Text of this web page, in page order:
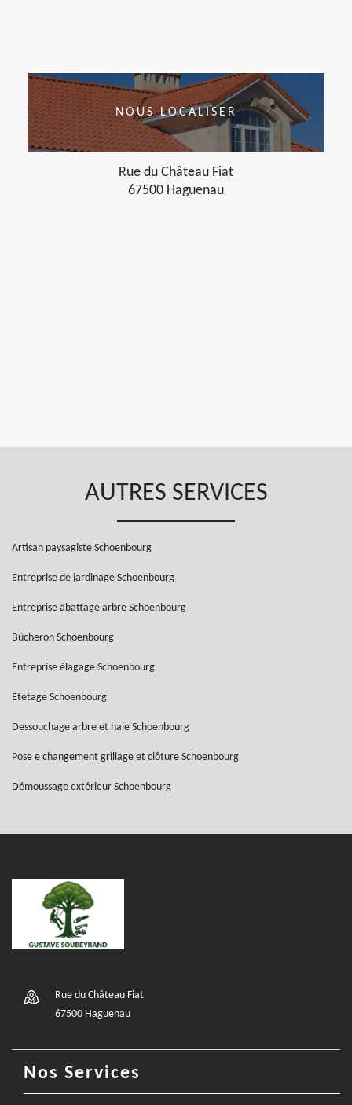
NOUS LOCALISER
Rue du Château Fiat
67500 Haguenau
AUTRES SERVICES
Artisan paysagiste Schoenbourg
Entreprise de jardinage Schoenbourg
Entreprise abattage arbre Schoenbourg
Bûcheron Schoenbourg
Entreprise élagage Schoenbourg
Etetage Schoenbourg
Dessouchage arbre et haie Schoenbourg
Pose e changement grillage et clôture Schoenbourg
Démoussage extérieur Schoenbourg
Rue du Château Fiat
67500 Haguenau
Nos Services